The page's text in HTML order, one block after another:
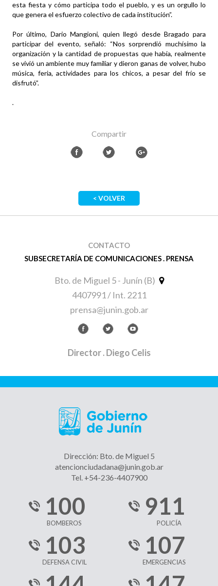
esta fiesta y cómo participa todo el pueblo, y es un orgullo lo
que genera el esfuerzo colectivo de cada institución”.
Por último, Dario Mangioni, quien llegó desde Bragado para
participar del evento, señaló: “Nos sorprendió muchísimo la
organización y la cantidad de propuestas que había, realmente
se vivió un ambiente muy familiar y dieron ganas de volver, hubo
música, feria, actividades para los chicos, a pesar del frío se
disfrutó”.
.
Compartir
< VOLVER
CONTACTO
SUBSECRETARÍA DE COMUNICACIONES . PRENSA
Bto. de Miguel 5 - Junín (B)
4407991 / Int. 2211
prensa@junin.gob.ar
Director. Diego Celis
Dirección: Bto. de Miguel 5
atencionciudadana@junin.gob.ar
Tel. +54-236-4407900
100
BOMBEROS
911
POLICÍA
103
DEFENSA CIVIL
107
EMERGENCIAS